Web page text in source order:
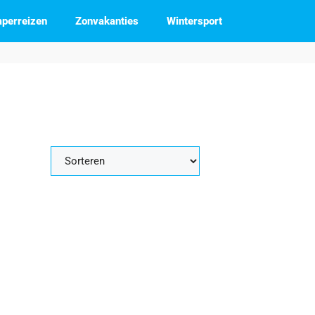
Zonvakanties Wintersport